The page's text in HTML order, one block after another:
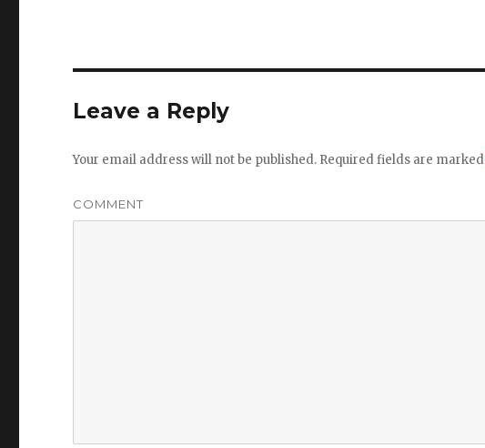
Leave a Reply
Your email address will not be published. Required fields are marked
COMMENT